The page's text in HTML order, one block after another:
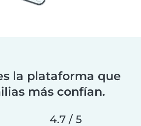
la plataforma que
más confían.
4.7 / 5